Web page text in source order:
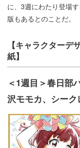
に、3週にわたり登場
版もあるとのことだ。
【キャラクター
紙】
＜1週目＞春日部
沢モモカ、シーク